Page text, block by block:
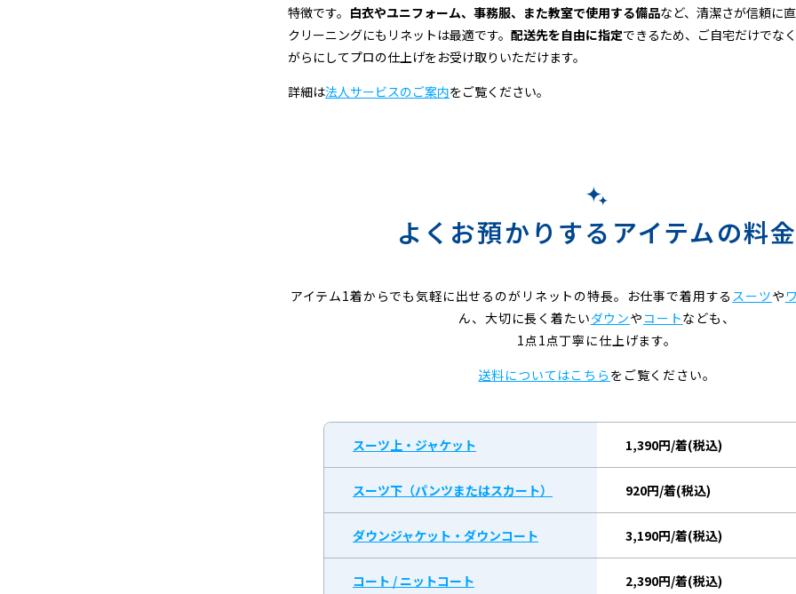
特徴です。 白衣やユニフォーム、事務服、また教室で使用する備品など、清潔さが信頼に
クリーニングにもリネットは最適です。 配送先を自由に指定できるため、ご自宅だけでな
がらにしてプロの仕上げをお受け取りいただけます。
詳細は法人サービスのご案内をご覧ください。
よくお預かりするアイテムの料金
アイテム1着からでも気軽に出せるのがリネットの特長。お仕事で着用する スーツや
ん、大切に長く着たいダウンやコートなども、
1点1点丁寧に仕上げます。
送料についてはこちら をご覧ください。
スーツ上・ジャケット 1,390円/着(税込)
スーツ下（パンツまたはスカート） 920円/着(税込)
ダウンジャケット・ダウンコート 3,190円/着(税込)
コート / ニットコート 2,390円/着(税込)